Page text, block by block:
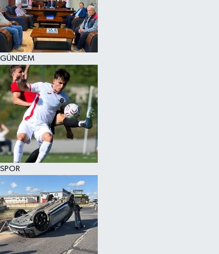
GÜNDEM
SPOR
KÜLTÜR SANAT
MAGAZİN
SAĞLIK
SİYASET
SPOR
TEKNOLOJİ
YAŞAM